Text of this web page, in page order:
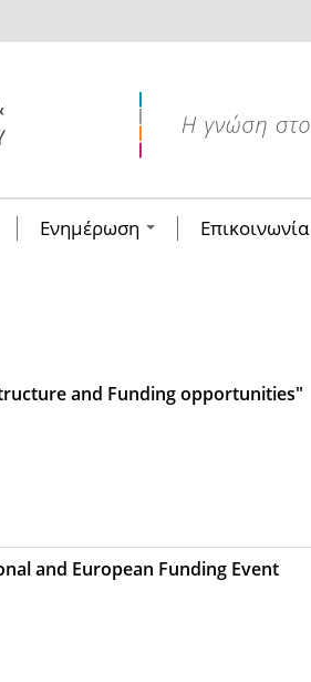
Ενημέρωση Επικοινωνία
and Funding opportunities"
and European Funding Event